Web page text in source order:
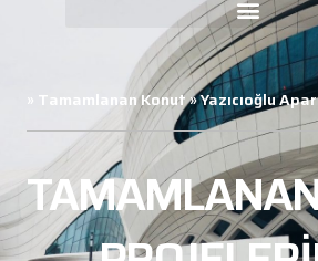
» Tamamlanan Konut»Yazıcıoğlu